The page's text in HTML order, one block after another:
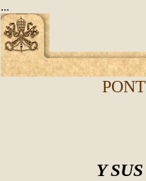
...
Y